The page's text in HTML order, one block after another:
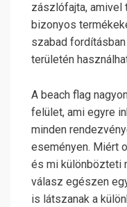
zászlófajta, amivel
bizonyos
szabad
területén
A beach flag
felület, ami egyre
minden
eseményen. Miért
és mi különbözteti
válasz egészen
is látszanak a